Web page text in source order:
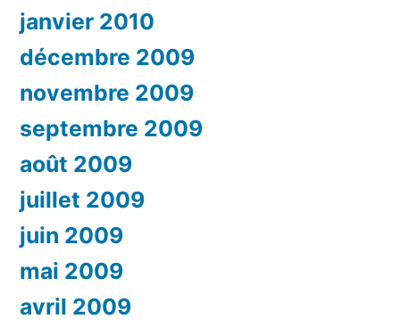
janvier 2010
décembre 2009
novembre 2009
septembre 2009
août 2009
juillet 2009
juin 2009
mai 2009
avril 2009